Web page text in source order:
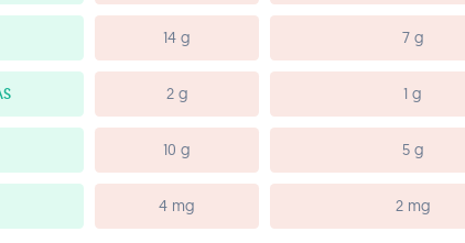
14 g 7 g
2 g 1 g
10 g 5 g
4 mg 2 mg